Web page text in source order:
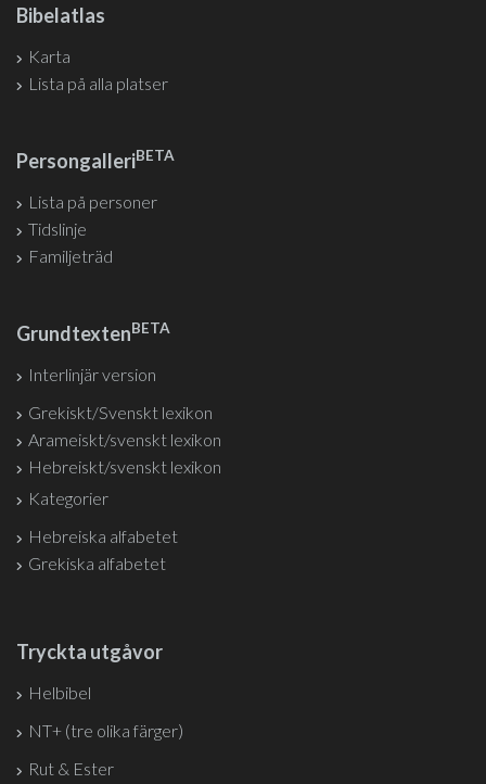
Bibelatlas
Karta
Lista på alla platser
PersongalleriBETA
Lista på personer
Tidslinje
Familjeträd
GrundtextenBETA
Interlinjär version
Grekiskt/Svenskt lexikon
Arameiskt/svenskt lexikon
Hebreiskt/svenskt lexikon
Kategorier
Hebreiska alfabetet
Grekiska alfabetet
Tryckta utgåvor
Helbibel
NT+ (tre olika färger)
Rut & Ester